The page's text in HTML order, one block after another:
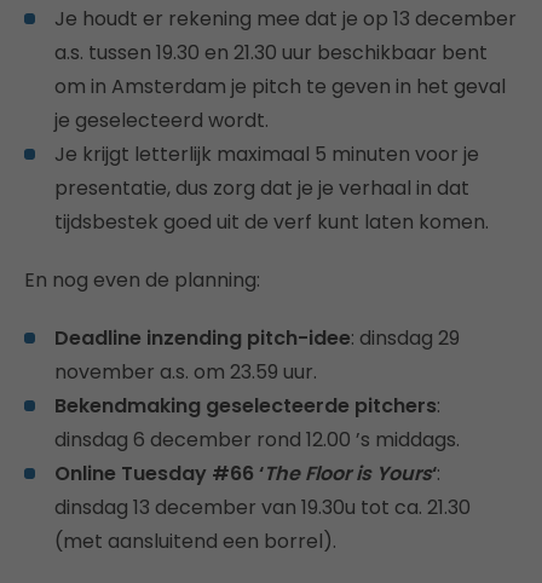
Je houdt er rekening mee dat je op 13 december
a.s. tussen 19.30 en 21.30 uur beschikbaar bent
om in Amsterdam je pitch te geven in het geval
je geselecteerd wordt.
Je krijgt letterlijk maximaal 5 minuten voor je
presentatie, dus zorg dat je je verhaal in dat
tijdsbestek goed uit de verf kunt laten komen.
En nog even de planning:
Deadline inzending pitch-idee: dinsdag 29
november a.s. om 23.59 uur.
Bekendmaking geselecteerde pitchers:
dinsdag 6 december rond 12.00 ’s middags.
Online Tuesday #66 ‘The Floor is Yours‘:
dinsdag 13 december van 19.30u tot ca. 21.30
(met aansluitend een borrel).